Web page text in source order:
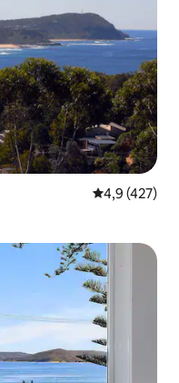
Середня
4,9 (427)